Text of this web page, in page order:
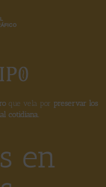
que vela por preservar los
cotidiana.
en